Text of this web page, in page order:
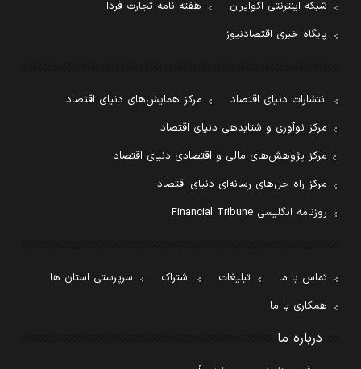
شبکه اینترنتی اکوایران
هفته نامه تجارت فردا
پایگاه خبری اقتصادنیوز
انتشارات دنیای اقتصاد
مرکز همایش‌های دنیای اقتصاد
مرکز نوآوری و شتابدهی دنیای اقتصاد
مرکز پژوهش‌های مالی و اقتصادی دنیای اقتصاد
مرکز راه حل‌های رسانه‌ای دنیای اقتصاد
روزنامه انگلیسی Financial Tribune
تماس با ما تبلیغات اشتراک
سرپرستی استان ها
همکاری با ما
درباره ما